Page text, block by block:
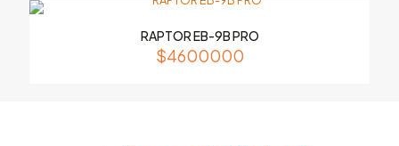
RAPTOR EB-9B PRO
$4600000